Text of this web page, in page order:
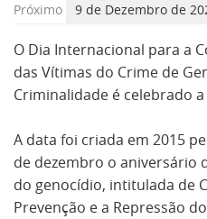
Próximo 9 de Dezembro de
O Dia Internacional para a
das Vítimas do Crime de
Criminalidade é celebrado a
A data foi criada em 2015
de dezembro o aniversário
do genocídio, intitulada de
Prevenção e a Repressão